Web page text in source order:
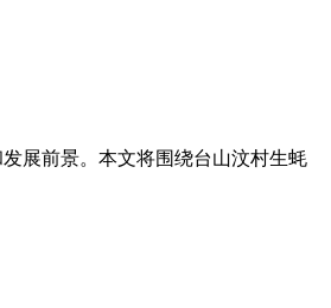
展前景。本文将围绕台山汶村生蚝